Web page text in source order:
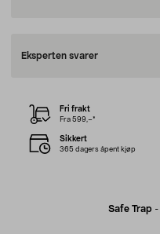
Eksperten svarer
Safe Trap -
Fri frakt
Fra 599,–*
Sikkert
365 dagers åpent kjøp